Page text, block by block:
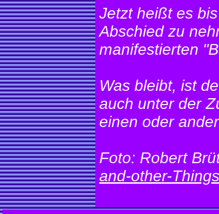
Jetzt heißt es
Abschied zu
manifestierten
Was bleibt, ist
auch unter der
einen oder
Foto: Robert
and-other-